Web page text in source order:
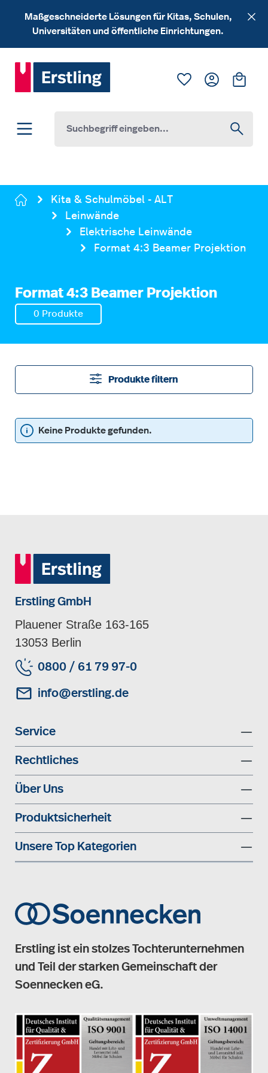
Zum Hauptinhalt springen
Maßgeschneiderte Lösungen für Kitas, Schulen,
Universitäten und öffentliche Einrichtungen.
Du hast 0
Kita & Schulmöbel - ALT
Leinwände
Elektrische Leinwände
Format 4:3 Beamer Projektion
Format 4:3 Beamer Projektion
0 Produkte
Produkte filtern
Keine Produkte gefunden.
Erstling GmbH
Plauener Straße 163-165
13053 Berlin
0800 / 61 79 97-0
info@erstling.de
Service
Rechtliches
Über Uns
Produktsicherheit
Unsere Top Kategorien
Erstling ist ein stolzes Tochterunternehmen
und Teil der starken Gemeinschaft der
Soennecken eG.